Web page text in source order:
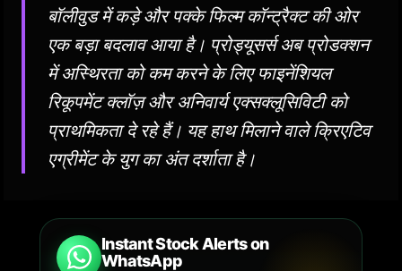
बॉलीवुड में कड़े और पक्के फिल्म कॉन्ट्रैक्ट की ओर
एक बड़ा बदलाव आया है। प्रोड्यूसर्स अब प्रोडक्शन
में अस्थिरता को कम करने के लिए फाइनेंशियल
रिकूपमेंट क्लॉज़ और अनिवार्य एक्सक्लूसिविटी को
प्राथमिकता दे रहे हैं। यह हाथ मिलाने वाले क्रिएटिव
एग्रीमेंट के युग का अंत दर्शाता है।
Instant Stock Alerts on
WhatsApp